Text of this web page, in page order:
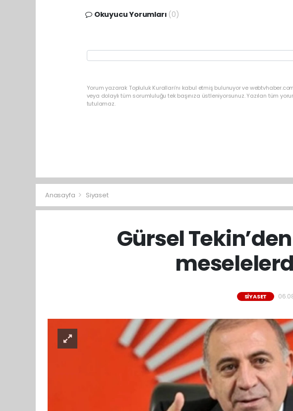
Okuyucu Yorumları (0)
Yorum yazarak Topluluk Kuralları’nı kabul etmiş bulunuyor ve
veya dolaylı tüm sorumluluğu tek başınıza üstleniyorsunuz. Yazılan tüm
tutulamaz.
Anasayfa Siyaset
Gürsel
SIYASET